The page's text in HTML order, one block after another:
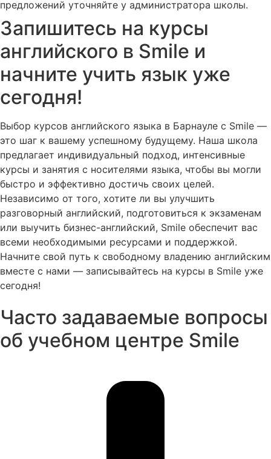
предложений уточняйте у администратора школы.
Запишитесь на курсы
английского в Smile и
начните учить язык уже
сегодня!
Выбор курсов английского языка в Барнауле с Smile —
это шаг к вашему успешному будущему. Наша школа
предлагает индивидуальный подход, интенсивные
курсы и занятия с носителями языка, чтобы вы могли
быстро и эффективно достичь своих целей.
Независимо от того, хотите ли вы улучшить
разговорный английский, подготовиться к экзаменам
или выучить бизнес-английский, Smile обеспечит вас
всеми необходимыми ресурсами и поддержкой.
Начните свой путь к свободному владению английским
вместе с нами — записывайтесь на курсы в Smile уже
сегодня!
Часто задаваемые вопросы
об учебном центре Smile